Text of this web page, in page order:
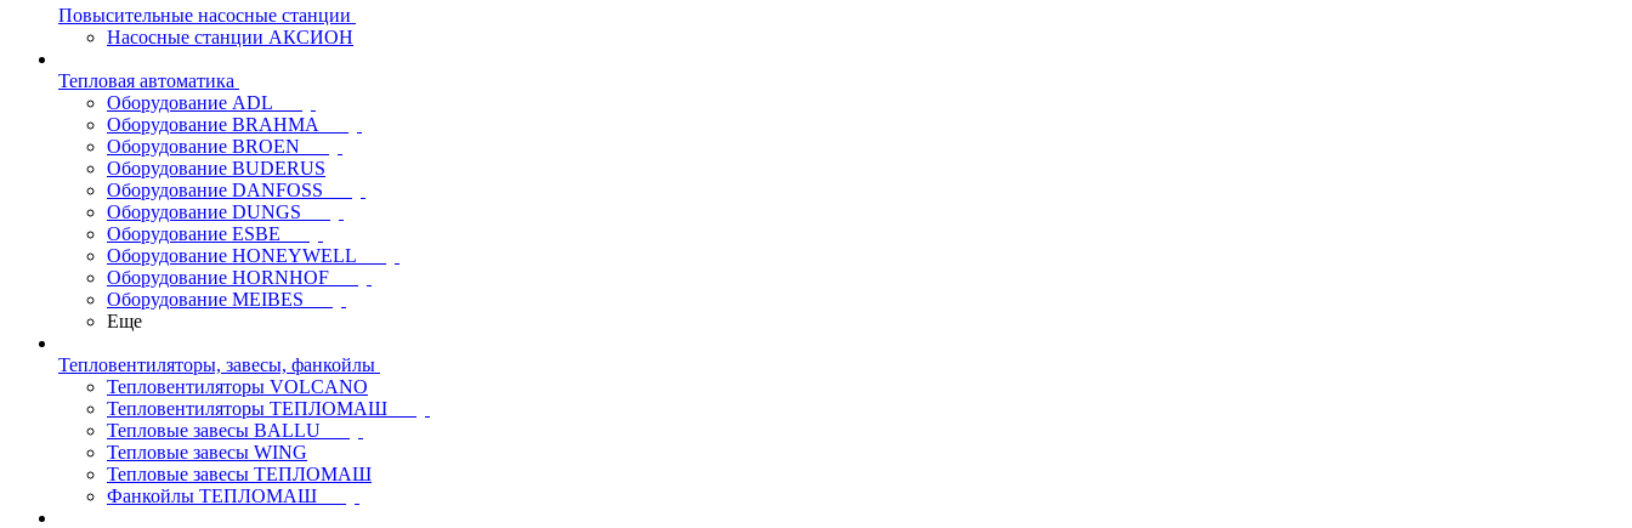
Повысительные насосные станции
Насосные станции АКСИОН
Тепловая автоматика
Оборудование ADL
Оборудование BRAHMA
Оборудование BROEN
Оборудование BUDERUS
Оборудование DANFOSS
Оборудование DUNGS
Оборудование ESBE
Оборудование HONEYWELL
Оборудование HORNHOF
Оборудование MEIBES
Еще
Тепловентиляторы, завесы, фанкойлы
Тепловентиляторы VOLCANO
Тепловентиляторы ТЕПЛОМАШ
Тепловые завесы BALLU
Тепловые завесы WING
Тепловые завесы ТЕПЛОМАШ
Фанкойлы ТЕПЛОМАШ